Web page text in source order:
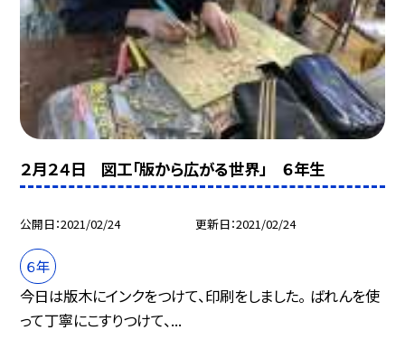
２月２４日 図工「版から広がる世界」 ６年生
公開日 2021/02/24 更新日 2021/02/24
６年
今日は版木にインクをつけて、印刷をしました。 ばれんを使
って丁寧にこすりつけて、...